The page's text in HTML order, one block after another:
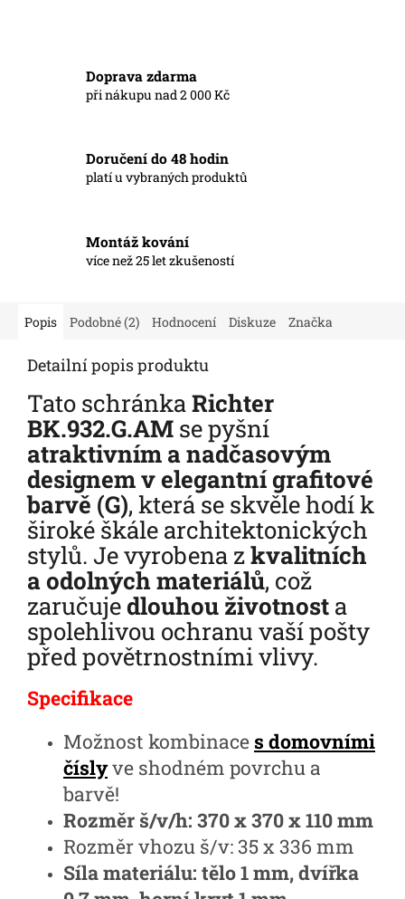
Doprava zdarma
při nákupu nad 2 000 Kč
Doručení do 48 hodin
platí u vybraných produktů
Montáž kování
více než 25 let zkušeností
Popis Podobné (2) Hodnocení Diskuze Značka
Detailní popis produktu
Tato schránkaRichter
BK.932.G.AM se pyšní
atraktivním a nadčasovým
designem v elegantní grafitové
barvě (G), která se skvěle hodí k
široké škále architektonických
stylů. Je vyrobena zkvalitních
a odolných materiálů, což
zaručujedlouhou životnost a
spolehlivou ochranu vaší pošty
před povětrnostními vlivy.
Specifikace
Možnost kombinace s domovními
číslyve shodném povrchu a
barvě!
Rozměr š/v/h: 370 x 370 x 110 mm
Rozměr vhozu š/v: 35 x 336 mm
Síla materiálu: tělo 1 mm, dvířka